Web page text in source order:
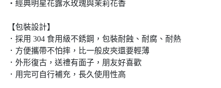
・經典明星花露水玫瑰與茉莉花香
【包裝設計】
．採用 304 食用級不銹鋼，包裝耐蝕、耐腐、耐熱
．方便攜帶不怕摔，比一般皮夾還要輕薄
．外形復古，送禮有面子，朋友好喜歡
．用完可自行補充，長久使用性高